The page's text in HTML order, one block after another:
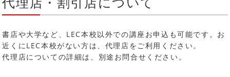
書店や大学など、LEC本校以外での講座お申込も可能です。お
近くにLEC本校がない方は、代理店をご利用ください。
代理店についての詳細は、別途お問合せください。